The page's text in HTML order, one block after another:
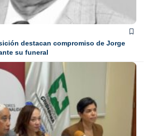
destacan compromiso de Jorge
su funeral